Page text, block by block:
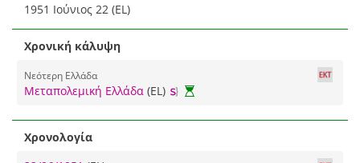
1951 Ιούνιος 22 (EL)
Χρονική κάλυψη
Νεότερη Ελλάδα
Μεταπολεμική Ελλάδα (EL)
Χρονολογία